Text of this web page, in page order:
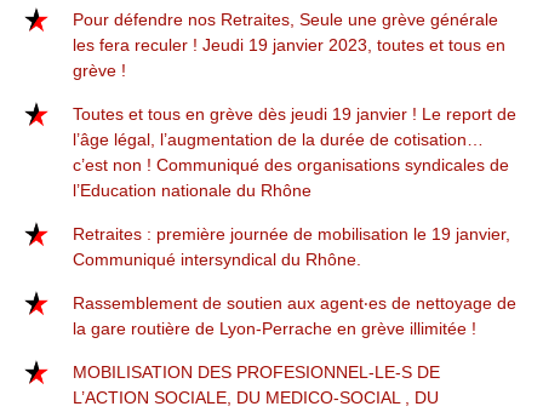
Pour défendre nos Retraites, Seule une grève générale
les fera reculer ! Jeudi 19 janvier 2023, toutes et tous en
grève !
Toutes et tous en grève dès jeudi 19 janvier ! Le report de
l’âge légal, l’augmentation de la durée de cotisation…
c’est non ! Communiqué des organisations syndicales de
l’Education nationale du Rhône
Retraites : première journée de mobilisation le 19 janvier,
Communiqué intersyndical du Rhône.
Rassemblement de soutien aux agent‧es de nettoyage de
la gare routière de Lyon-Perrache en grève illimitée !
MOBILISATION DES PROFESIONNEL-LE-S DE
L’ACTION SOCIALE, DU MEDICO-SOCIAL , DU